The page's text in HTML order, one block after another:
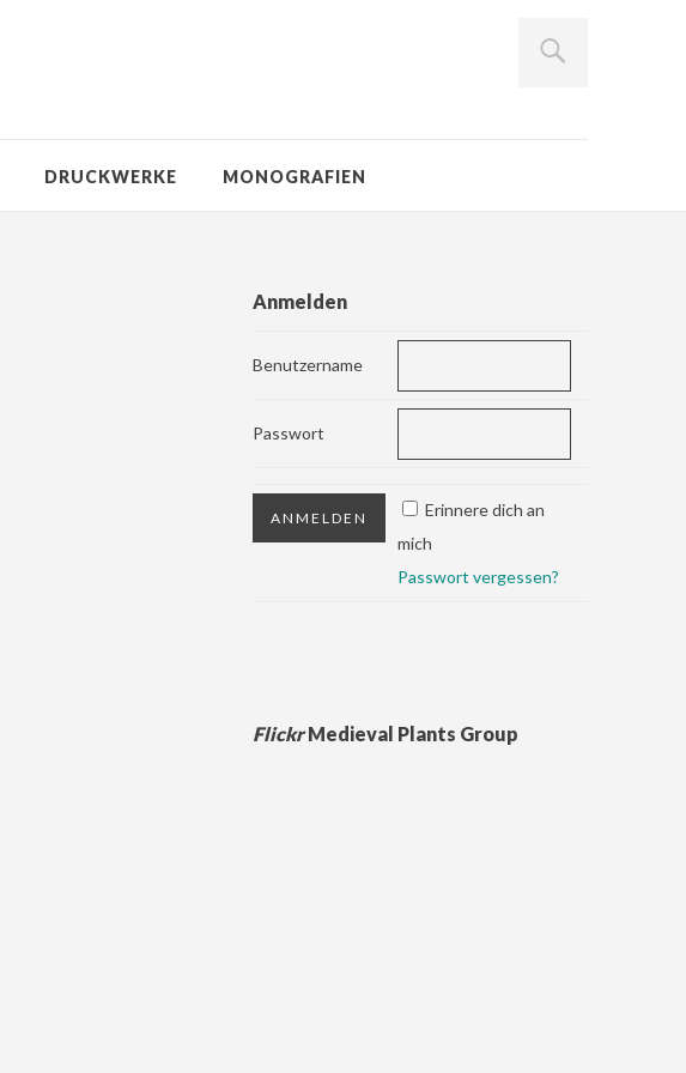
DRUCKWERKE MONOGRAFIEN
Anmelden
Benutzername
Passwort
Erinnere dich an
mich
Passwort vergessen?
FlickrMedieval Plants Group